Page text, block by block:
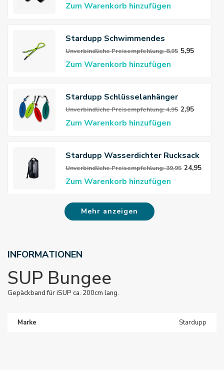
Zum Warenkorb hinzufügen
Stardupp Schwimmendes
Brillenband
Unverbindliche Preisempfehlung: 8,95 5,95
Zum Warenkorb hinzufügen
Stardupp Schlüsselanhänger
Schwimmend
Unverbindliche Preisempfehlung: 4,95 2,95
Zum Warenkorb hinzufügen
Stardupp Wasserdichter Rucksack
40L
Unverbindliche Preisempfehlung: 39,95 24,95
Zum Warenkorb hinzufügen
Mehr anzeigen
INFORMATIONEN
SUP Bungee
Gepäckband für iSUP ca. 200cm lang.
Marke Stardupp